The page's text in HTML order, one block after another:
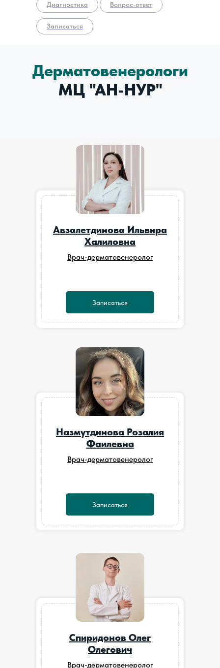
Диагностика Вопрос-ответ
Записаться
Дерматовенерологи
МЦ "АН-НУР"
Назмутдинова Розалия
Фаилевна
Записаться
Врач-дерматовенеролог
Авзалетдинова Ильвира
Халиловна
Записаться
Врач-дерматовенеролог
Спиридонов Олег
Олегович
Врач-дерматовенеролог